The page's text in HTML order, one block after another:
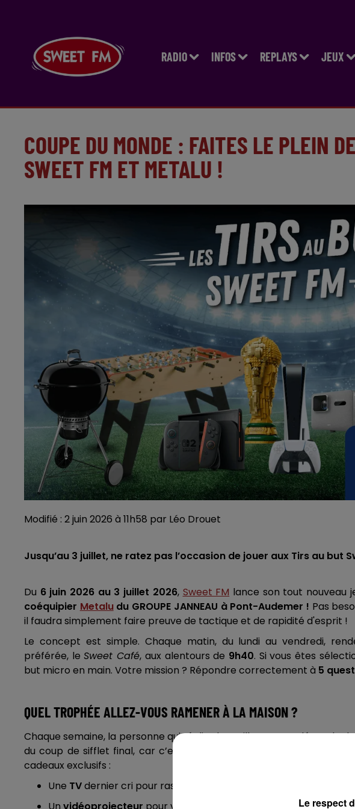
RADIO INFOS REPLAYS JEUX
COUPE DU MONDE : FAITES LE PLEIN
SWEET FM ET METALU !
Modifié : 2 juin 2026 à 11h58 par Léo Drouet
Jusqu’au 3 juillet, ne ratez pas l’occasion de jouer aux Tirs au but
Du 6 juin 2026 au 3 juillet 2026, Sweet FM lance son tout nouveau
coéquipier Metaludu GROUPE JANNEAU à Pont-Audemer ! Pas
il faudra simplement faire preuve de tactique et de rapidité d'esprit !
Le concept est simple. Chaque matin, du lundi au vendredi,
préférée, leSweet Café, aux alentours de 9h40. Si vous êtes
but micro en main. Votre mission ? Répondre correctement à 5
QUEL TROPHÉE ALLEZ-VOUS RAMENER À LA MAISON ?
Chaque semaine, la personne qui réalise le meilleur score décroche
du coup de sifflet final, car c’est
qui choisissez votre
cadeaux exclusifs :
Une TVdernier cri pour rassembler tout le monde devant les
Le respect